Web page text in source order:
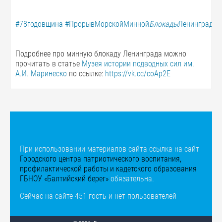
#78годовщина #ПрорывМорскойМиннойБлокадыЛенинграда
Подробнее про минную блокаду Ленинграда можно
прочитать в статье Музея истории подводных сил им.
А.И. Маринеско по ссылке: https://vk.cc/coAp2E
При использовании материалов сайта ссылка на сайт
Городского центра патриотического воспитания,
профилактической работы и кадетского образования
ГБНОУ «Балтийский берег» обязательна.
Сейчас на сайте 451 гость и нет пользователей